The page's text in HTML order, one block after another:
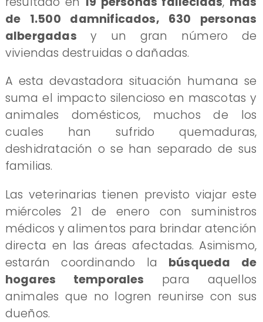
de 1.500 damnificados, 630 personas
albergadas y un gran número de
viviendas destruidas o dañadas.
A esta devastadora situación humana se
suma el impacto silencioso en mascotas y
animales domésticos, muchos de los
cuales han sufrido quemaduras,
deshidratación o se han separado de sus
familias.
Las veterinarias tienen previsto viajar este
miércoles 21 de enero con suministros
médicos y alimentos para brindar atención
directa en las áreas afectadas. Asimismo,
estarán coordinando la búsqueda de
hogares temporales para aquellos
animales que no logren reunirse con sus
dueños.